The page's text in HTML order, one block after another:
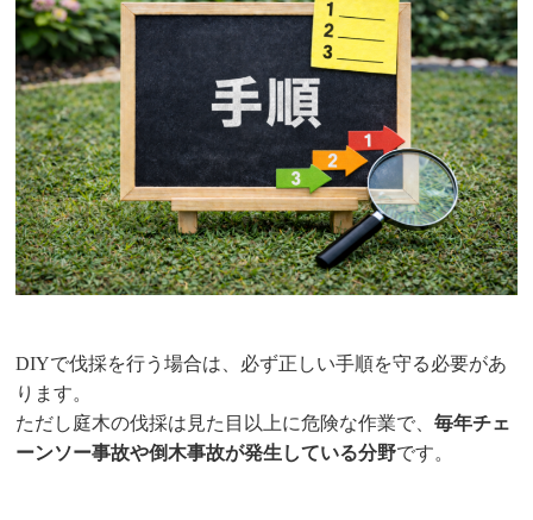
DIYで伐採を行う場合は、必ず正しい手順を守る必要があ
ります。
ただし庭木の伐採は見た目以上に危険な作業で、毎年チェ
ーンソー事故や倒木事故が発生している分野です。